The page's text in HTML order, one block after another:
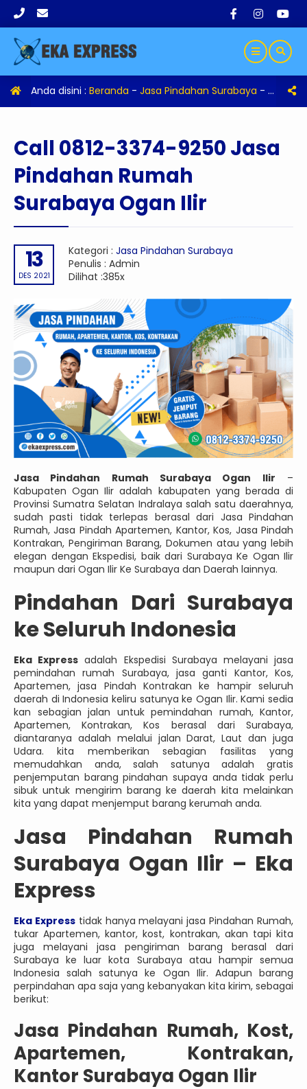
Anda disini : Beranda - Jasa Pindahan Surabaya - Call
Call 0812-3374-9250 Jasa
Pindahan Rumah
Surabaya Ogan Ilir
13
DES 2021
Kategori : Jasa Pindahan Surabaya
Penulis : Admin
Dilihat :385x
Jasa Pindahan Rumah Surabaya Ogan Ilir –
Kabupaten Ogan Ilir adalah kabupaten yang berada di
Provinsi Sumatra Selatan Indralaya salah satu daerahnya,
sudah pasti tidak terlepas berasal dari Jasa Pindahan
Rumah, Jasa Pindah Apartemen, Kantor, Kos, Jasa Pindah
Kontrakan, Pengiriman Barang, Dokumen atau yang lebih
elegan dengan Ekspedisi, baik dari Surabaya Ke Ogan Ilir
maupun dari Ogan Ilir Ke Surabaya dan Daerah lainnya.
Pindahan Dari Surabaya
ke Seluruh Indonesia
Eka Express adalah Ekspedisi Surabaya melayani jasa
pemindahan rumah Surabaya, jasa ganti Kantor, Kos,
Apartemen, jasa Pindah Kontrakan ke hampir seluruh
daerah di Indonesia keliru satunya ke Ogan Ilir. Kami sedia
kan sebagian jalan untuk pemindahan rumah, Kantor,
Apartemen, Kontrakan, Kos berasal dari Surabaya,
diantaranya adalah melalui jalan Darat, Laut dan juga
Udara. kita memberikan sebagian fasilitas yang
memudahkan anda, salah satunya adalah gratis
penjemputan barang pindahan supaya anda tidak perlu
sibuk untuk mengirim barang ke daerah kita melainkan
kita yang dapat menjemput barang kerumah anda.
Jasa Pindahan Rumah
Surabaya Ogan Ilir – Eka
Express
Eka Expresstidak hanya melayani jasa Pindahan Rumah,
tukar Apartemen, kantor, kost, kontrakan, akan tapi kita
juga melayani jasa pengiriman barang berasal dari
Surabaya ke luar kota Surabaya atau hampir semua
Indonesia salah satunya ke Ogan Ilir. Adapun barang
perpindahan apa saja yang kebanyakan kita kirim, sebagai
berikut:
Jasa Pindahan Rumah, Kost,
Apartemen, Kontrakan,
Kantor Surabaya Ogan Ilir